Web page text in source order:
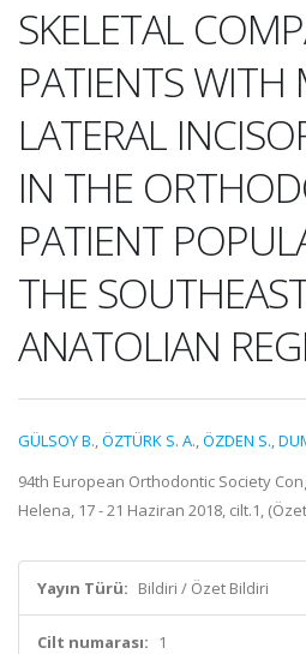
SKELETAL
PATIENTS WITH
LATERAL
IN THE
PATIENT
THE
ANATOLIAN
GÜLSOY B.,ÖZTÜRK S. A.,ÖZDEN S.,
94th European Orthodontic Society
Helena, 17 - 21 Haziran 2018, cilt.1,
Yayın Türü: Bildiri / Özet Bildiri
Cilt numarası: 1